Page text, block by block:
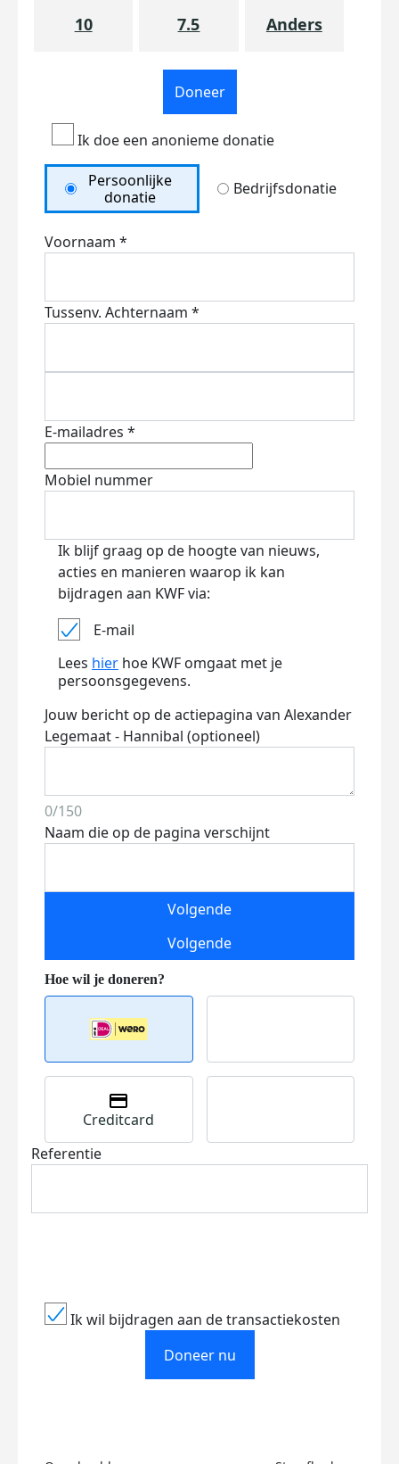
10 7.5 Anders
Doneer
Ik doe een anonieme donatie
Persoonlijke
donatie
Bedrijfsdonatie
Voornaam *
Tussenv. Achternaam *
E-mailadres *
Mobiel nummer
Ik blijf graag op de hoogte van nieuws,
acties en manieren waarop ik kan
bijdragen aan KWF via:
E-mail
Lees hier hoe KWF omgaat met je
persoonsgegevens.
Jouw bericht op de actiepagina van Alexander
Legemaat - Hannibal (optioneel)
0/150
Naam die op de pagina verschijnt
Volgende
Volgende
Creditcard
Referentie
Ik wil bijdragen aan de transactiekosten
Doneer nu